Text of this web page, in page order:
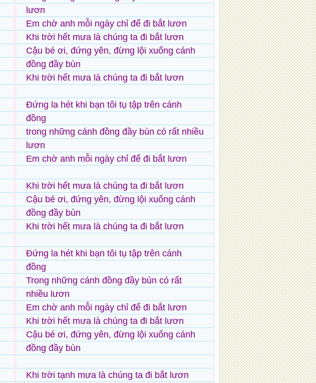
lươn
Em chờ anh mỗi ngày chỉ để đi bắt lươn
Khi trời hết mưa là chúng ta đi bắt lươn
Cậu bé ơi, đứng yên, đừng lội xuống cánh
đồng đầy bùn
Khi trời hết mưa là chúng ta đi bắt lươn
Đứng la hét khi bạn tôi tụ tập trên cánh
đồng
trong những cánh đồng đầy bùn có rất nhiều
lươn
Em chờ anh mỗi ngày chỉ để đi bắt lươn
Khi trời hết mưa là chúng ta đi bắt lươn
Cậu bé ơi, đứng yên, đừng lội xuống cánh
đồng đầy bùn
Khi trời hết mưa là chúng ta đi bắt lươn
Đứng la hét khi bạn tôi tụ tập trên cánh
đồng
Trong những cánh đồng đầy bùn có rất
nhiều lươn
Em chờ anh mỗi ngày chỉ để đi bắt lươn
Khi trời hết mưa là chúng ta đi bắt lươn
Cậu bé ơi, đứng yên, đừng lội xuống cánh
đồng đầy bùn
Khi trời tạnh mưa là chúng ta đi bắt lươn